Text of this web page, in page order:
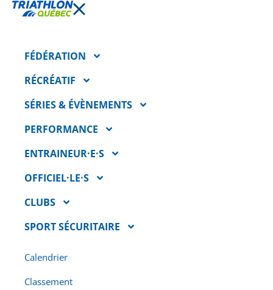
FAIRE UN DON
FÉDÉRATION
RÉCRÉATIF
SÉRIES & ÉVÈNEMENTS
PERFORMANCE
ENTRAINEUR·E·S
OFFICIEL·LE·S
CLUBS
SPORT SÉCURITAIRE
Calendrier
Classement